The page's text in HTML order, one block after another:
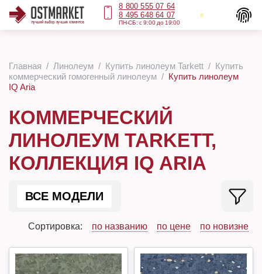
8 800 555 07 64
8 495 648 64 07
ПН-СБ: с 9:00 до 19:00
Главная Линолеум Купить линолеум Tarkett
Купить
коммерческий гомогенный линолеум
Купить линолеум
IQ Aria
КОММЕРЧЕСКИЙ
ЛИНОЛЕУМ TARKETT,
КОЛЛЕКЦИЯ IQ ARIA
ВСЕ МОДЕЛИ
Сортировка: по названию по цене по новизне